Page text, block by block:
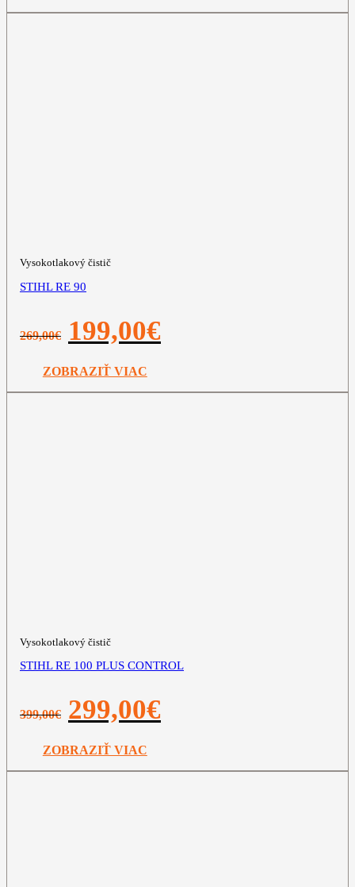
Vysokotlakový čistič
STIHL RE 90
269,00€
Pôvodná
cena
269,00€.
199,00€
ZOBRAZIŤ VIAC
Vysokotlakový čistič
STIHL RE 100 PLUS CONTROL
399,00€
Pôvodná
cena
399,00€.
299,00€
ZOBRAZIŤ VIAC